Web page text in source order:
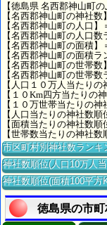
【徳島県 名西郡神山町
【名西郡神山町の神社数
【名西郡神山町の人口】
【名西郡神山町の人口
【名西郡神山町の面積】
【名西郡神山町の面積
【名西郡神山町の世帯数
【名西郡神山町の世帯
【人口１０万人当たり
【１０Km四方当たりの
【１０万世帯当たりの
【人口当たりの神社数順
【面積当たりの神社数順
【世帯数当たりの神社数
市区町村別神社数ランキ
神社数順位(人口10万人
神社数順位(面積100平方
徳島県の市